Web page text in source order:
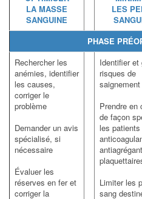
LA MASSE
SANGUINE
LES
PHASE
Rechercher les
anémies, identifier
les causes,
corriger le
problème
Demander un avis
spécialisé, si
nécessaire
Évaluer les
réserves en fer et
corriger la
Identifier et
risques de
saignement
Prendre en
de façon
les
Limiter les
sang